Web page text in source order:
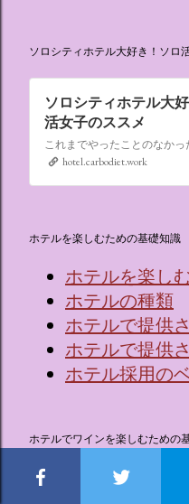
ソロシティホテル大好き！ソロ
ソロシティホテル大
活女子のススメ
hotel.carbodiet.work
ホテルを楽しむための基礎知識
ホテルを楽し
ホテルの種類
ホテルで提供
ホテルで提供
ホテル採用の
ホテルでワインを楽しむための
🍷ワインって